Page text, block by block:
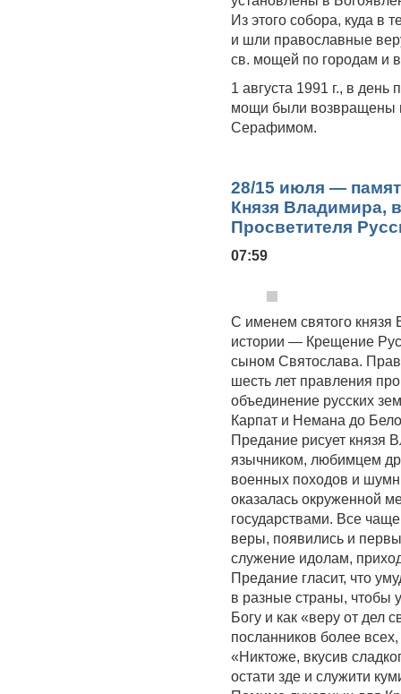
Из этого собора, куда в
и шли православные
св. мощей по городам и
1 августа 1991 г., в
мощи были возвращены
Серафимом.
28/15 июля —
Князя Владимира,
Просветителя
07:59
С именем святого князя
истории — Крещение
сыном Святослава.
шесть лет правления
объединение русских
Карпат и Немана до
Предание рисует князя
язычником, любимцем
военных походов и
оказалась окруженной
государствами. Все
веры, появились и
служение идолам,
Предание гласит, что
в разные страны, чтобы
Богу и как «веру от дел
посланников более
«Никтоже, вкусив
остати зде и служити